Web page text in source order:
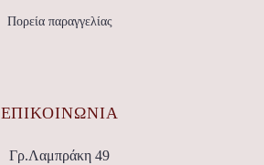
Πορεία παραγγελίας
ΕΠΙΚΟΙΝΩΝΊΑ
Γρ.Λαμπράκη 49